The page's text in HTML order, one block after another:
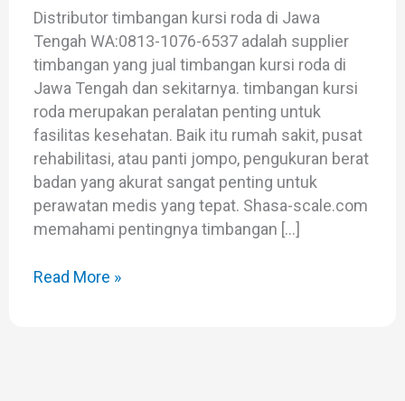
Distributor timbangan kursi roda di Jawa
Tengah WA:0813-1076-6537 adalah supplier
timbangan yang jual timbangan kursi roda di
Jawa Tengah dan sekitarnya. timbangan kursi
roda merupakan peralatan penting untuk
fasilitas kesehatan. Baik itu rumah sakit, pusat
rehabilitasi, atau panti jompo, pengukuran berat
badan yang akurat sangat penting untuk
perawatan medis yang tepat. Shasa-scale.com
memahami pentingnya timbangan […]
Read More »